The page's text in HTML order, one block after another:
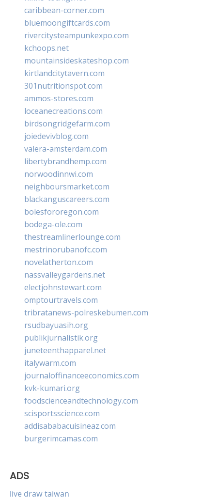
caribbean-corner.com
bluemoongiftcards.com
rivercitysteampunkexpo.com
kchoops.net
mountainsideskateshop.com
kirtlandcitytavern.com
301nutritionspot.com
ammos-stores.com
loceanecreations.com
birdsongridgefarm.com
joiedevivblog.com
valera-amsterdam.com
libertybrandhemp.com
norwoodinnwi.com
neighboursmarket.com
blackanguscareers.com
bolesfororegon.com
bodega-ole.com
thestreamlinerlounge.com
mestrinorubanofc.com
novelatherton.com
nassvalleygardens.net
electjohnstewart.com
omptourtravels.com
tribratanews-polreskebumen.com
rsudbayuasih.org
publikjurnalistik.org
juneteenthapparel.net
italywarm.com
journaloffinanceeconomics.com
kvk-kumari.org
foodscienceandtechnology.com
scisportsscience.com
addisababacuisineaz.com
burgerimcamas.com
ADS
live draw taiwan